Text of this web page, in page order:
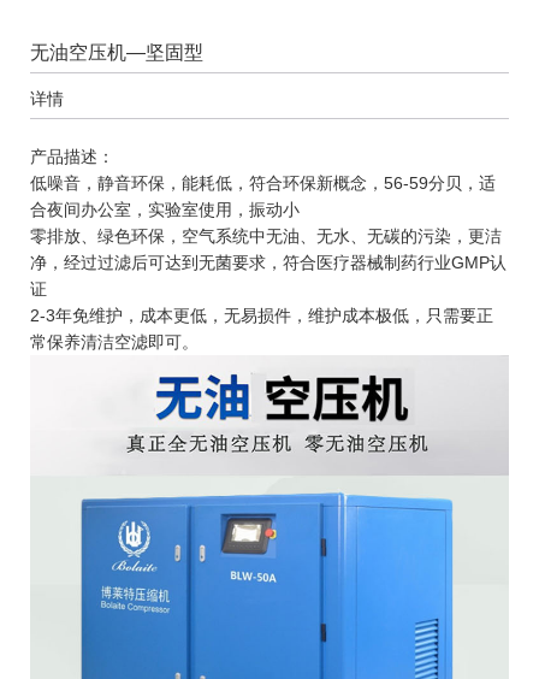
无油空压机—坚固型
详情
产品描述：
低噪音，静音环保，能耗低，符合环保新概念，56-59分贝，适
合夜间办公室，实验室使用，振动小
零排放、绿色环保，空气系统中无油、无水、无碳的污染，更洁
净，经过过滤后可达到无菌要求，符合医疗器械制药行业GMP认
证
2-3年免维护，成本更低，无易损件，维护成本极低，只需要正
常保养清洁空滤即可。